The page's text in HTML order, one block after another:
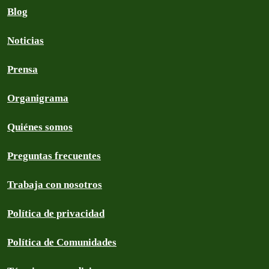
Blog
Noticias
Prensa
Organigrama
Quiénes somos
Preguntas frecuentes
Trabaja con nosotros
Política de privacidad
Política de Comunidades